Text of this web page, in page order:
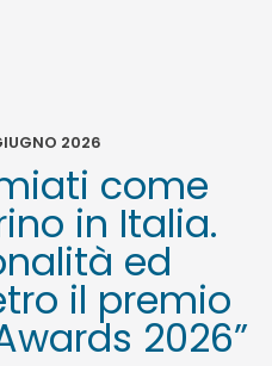
2026
come
in Italia.
ed
il premio
2026”